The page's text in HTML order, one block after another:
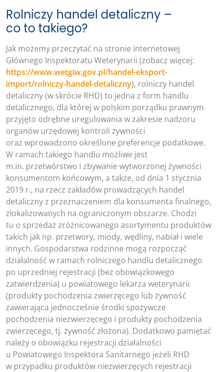
Rolniczy handel detaliczny –
co to takiego?
Jak możemy przeczytać na stronie internetowej
Głównego Inspektoratu Weterynarii (zobacz więcej:
https://www.wetgiw.gov.pl/handel-eksport-
import/rolniczy-handel-detaliczny), rolniczy handel
detaliczny (w skrócie RHD) to jedna z form handlu
detalicznego, dla której w polskim porządku prawnym
przyjęto odrębne uregulowania w zakresie nadzoru
organów urzędowej kontroli żywności
oraz wprowadzono określone preferencje podatkowe.
W ramach takiego handlu możliwe jest
m.in. przetwórstwo i zbywanie wytworzonej żywności
konsumentom końcowym, a także, od dnia 1 stycznia
2019 r., na rzecz zakładów prowadzących handel
detaliczny z przeznaczeniem dla konsumenta finalnego,
zlokalizowanych na ograniczonym obszarze. Chodzi
tu o sprzedaż zróżnicowanego asortymentu produktów
takich jak np. przetwory, miody, wędliny, nabiał i wiele
innych. Gospodarstwa rodzinne mogą rozpocząć
działalność w ramach rolniczego handlu detalicznego
po uprzedniej rejestracji (bez obowiązkowego
zatwierdzenia) u powiatowego lekarza weterynarii
(produkty pochodzenia zwierzęcego lub żywność
zawierająca jednocześnie środki spożywcze
pochodzenia niezwierzęcego i produkty pochodzenia
zwierzęcego, tj. żywność złożona). Dodatkowo pamiętać
należy o obowiązku rejestracji działalności
u Powiatowego Inspektora Sanitarnego jeżeli RHD
w przypadku produktów niezwierzęcych rejestracji